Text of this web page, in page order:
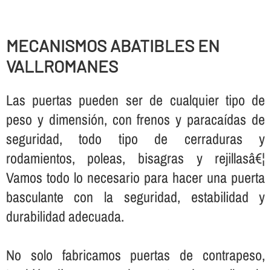
MECANISMOS ABATIBLES EN
VALLROMANES
Las puertas pueden ser de cualquier tipo de
peso y dimensión, con frenos y paracaí­das de
seguridad, todo tipo de cerraduras y
rodamientos, poleas, bisagras y rejillasâ€¦
Vamos todo lo necesario para hacer una puerta
basculante con la seguridad, estabilidad y
durabilidad adecuada.
No solo fabricamos puertas de contrapeso,